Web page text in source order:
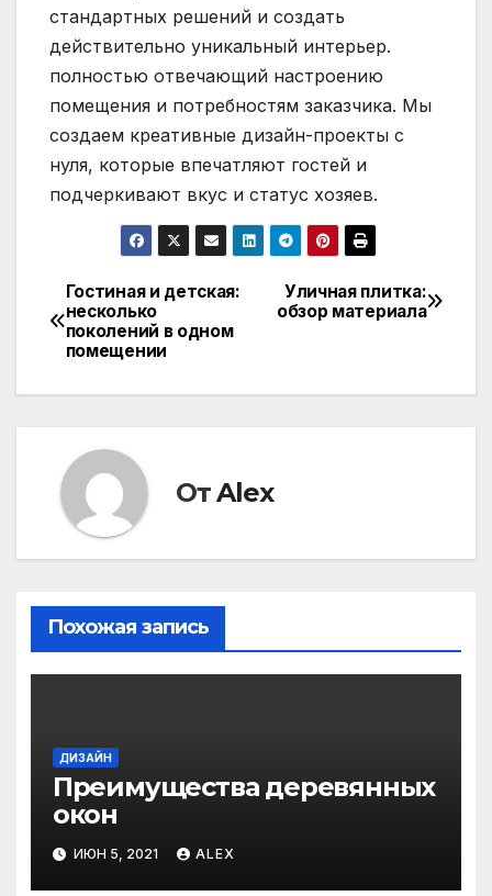
стандартных решений и создать
действительно уникальный интерьер.
полностью отвечающий настроению
помещения и потребностям заказчика. Мы
создаем креативные дизайн-проекты с
нуля, которые впечатляют гостей и
подчеркивают вкус и статус хозяев.
Навигация
по
записям
Уличная плитка:
обзор материала
Гостиная и детская:
несколько
поколений в одном
помещении
ОтAlex
Похожая запись
ДИЗАЙН
Преимущества деревянных
окон
ИЮН 5, 2021 ALEX